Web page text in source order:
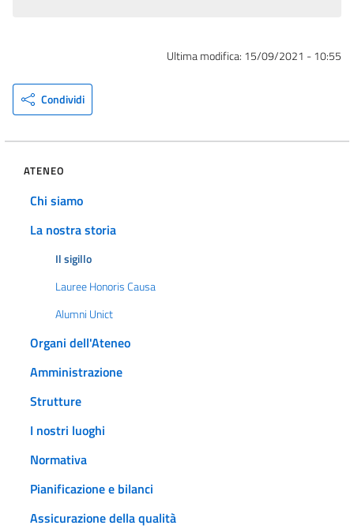
Ultima modifica: 15/09/2021 - 10:55
Condividi
ATENEO
Chi siamo
La nostra storia
Il sigillo
Lauree Honoris Causa
Alumni Unict
Organi dell'Ateneo
Amministrazione
Strutture
I nostri luoghi
Normativa
Pianificazione e bilanci
Assicurazione della qualità